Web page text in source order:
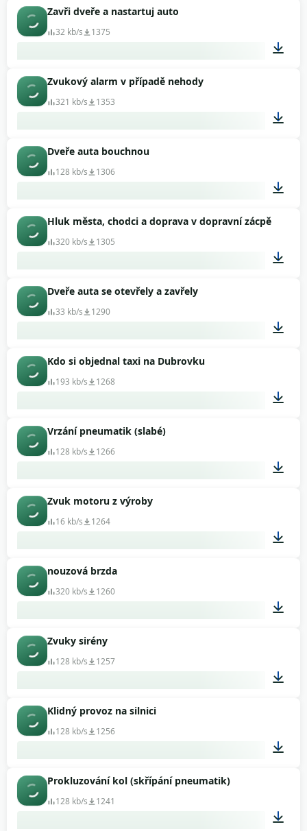
Zavři dveře a nastartuj auto
32 kb/s 1375
Zvukový alarm v případě nehody
321 kb/s 1353
Dveře auta bouchnou
128 kb/s 1306
00:10
Hluk města, chodci a doprava v dopravní zácpě
320 kb/s 1305
Dveře auta se otevřely a zavřely
33 kb/s 1290
Kdo si objednal taxi na Dubrovku
193 kb/s 1268
Vrzání pneumatik (slabé)
128 kb/s 1266
Zvuk motoru z výroby
16 kb/s 1264
nouzová brzda
320 kb/s 1260
Zvuky sirény
128 kb/s 1257
Klidný provoz na silnici
128 kb/s 1256
Prokluzování kol (skřípání pneumatik)
128 kb/s 1241